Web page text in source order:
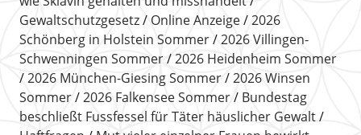
Gewaltschutzgesetz
Online Anzeige
2026
Schönberg in Holstein Sommer
2026 Villingen-
Schwenningen Sommer
2026 Heidenheim Sommer
2026 München-Giesing Sommer
2026 Winsen
Sommer
2026 Falkensee Sommer
Bundestag
beschließt Fussfessel für Täter häuslicher Gewalt